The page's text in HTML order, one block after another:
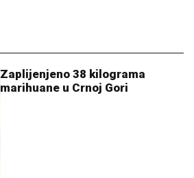
Zaplijenjeno 38 kilograma
marihuane u Crnoj Gori